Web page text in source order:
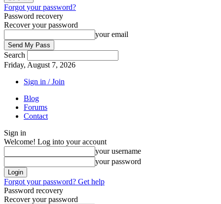
Forgot your password?
Password recovery
Recover your password
your email
Search
Friday, August 7, 2026
Sign in / Join
Blog
Forums
Contact
Sign in
Welcome! Log into your account
your username
your password
Forgot your password? Get help
Password recovery
Recover your password